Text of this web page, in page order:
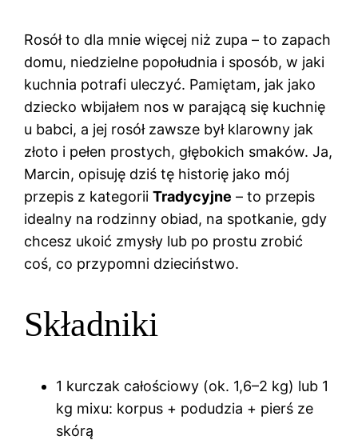
Rosół to dla mnie więcej niż zupa – to zapach
domu, niedzielne popołudnia i sposób, w jaki
kuchnia potrafi uleczyć. Pamiętam, jak jako
dziecko wbijałem nos w parającą się kuchnię
u babci, a jej rosół zawsze był klarowny jak
złoto i pełen prostych, głębokich smaków. Ja,
Marcin, opisuję dziś tę historię jako mój
przepis z kategoriiTradycyjne – to przepis
idealny na rodzinny obiad, na spotkanie, gdy
chcesz ukoić zmysły lub po prostu zrobić
coś, co przypomni dzieciństwo.
Składniki
1 kurczak całościowy (ok. 1,6–2 kg) lub 1
kg mixu: korpus + podudzia + pierś ze
skórą